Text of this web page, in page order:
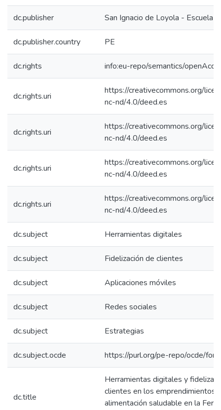
dc.publisher San Ignacio de Loyola - Escuela
dc.publisher.country PE
dc.rights info:eu-repo/semantics/
dc.rights.uri
https://creativecommons.org/
nc-nd/4.0/deed.es
dc.rights.uri
https://creativecommons.org/
nc-nd/4.0/deed.es
dc.rights.uri
https://creativecommons.org/
nc-nd/4.0/deed.es
dc.rights.uri
https://creativecommons.org/
nc-nd/4.0/deed.es
dc.subject Herramientas digitales
dc.subject Fidelización de clientes
dc.subject Aplicaciones móviles
dc.subject Redes sociales
dc.subject Estrategias
dc.subject.ocde https://purl.org/pe-repo/ocde/
dc.title
Herramientas digitales y
clientes en los emprendimientos
alimentación saludable en la